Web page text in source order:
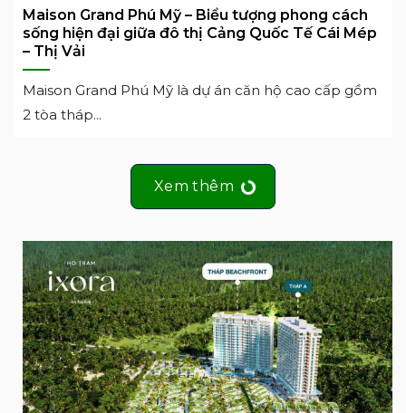
Maison Grand Phú Mỹ – Biểu tượng phong cách
sống hiện đại giữa đô thị Cảng Quốc Tế Cái Mép
– Thị Vải
Maison Grand Phú Mỹ là dự án căn hộ cao cấp gồm
2 tòa tháp...
Xem thêm